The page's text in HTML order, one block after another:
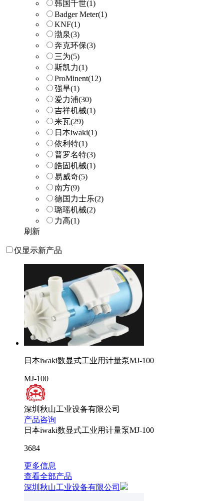
韩国千世(1)
Badger Meter(1)
KNF(1)
渤泉(3)
奔克环保(3)
三为(5)
斯凯力(1)
ProMinent(12)
强旱(1)
爱力浦(30)
吉祥机械(1)
来瓦(29)
日本iwaki(1)
依利特(1)
普罗名特(3)
皓固机械(1)
易威奇(5)
南方(9)
德国力士乐(2)
璐瑶机械(2)
力高(1)
刷新
仅显示新产品
日本iwaki数显式工业用计量泵MJ-100
MJ-100
深圳秋山工业设备有限公司
产品咨询
日本iwaki数显式工业用计量泵MJ-100
3684
更多信息
查看全部产品
深圳秋山工业设备有限公司